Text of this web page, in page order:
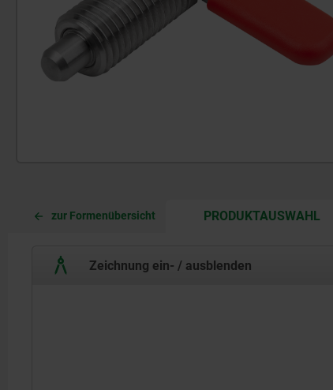
zur Formenübersicht PRODUKTAUSWAHL
Zeichnung ein- / ausblenden